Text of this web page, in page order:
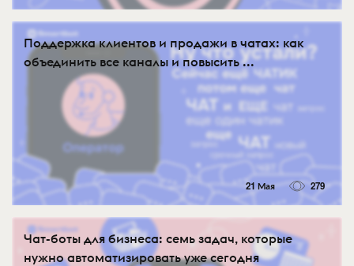
Поддержка клиентов и продажи в чатах: как
объединить все каналы и повысить ...
21 Мая 279
Чат-боты для бизнеса: семь задач, которые
нужно автоматизировать уже сегодня